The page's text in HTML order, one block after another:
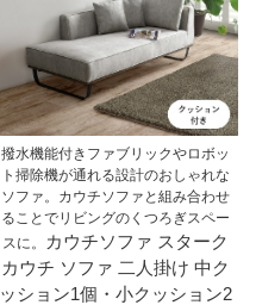
撥水機能付きファブリックやロボッ
ト掃除機が通れる設計のおしゃれな
ソファ。カウチソファと組み合わせ
ることでリビングのくつろぎスペー
スに。
カウチソファ スターク
カウチ ソファ 二人掛け 中ク
ッション1個・小クッション2